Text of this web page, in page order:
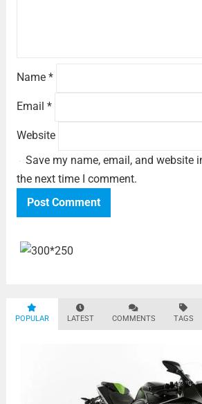
Name *
Email *
Website
Save my name, email, and website
the next time I comment.
POPULAR LATEST COMMENTS TAGS